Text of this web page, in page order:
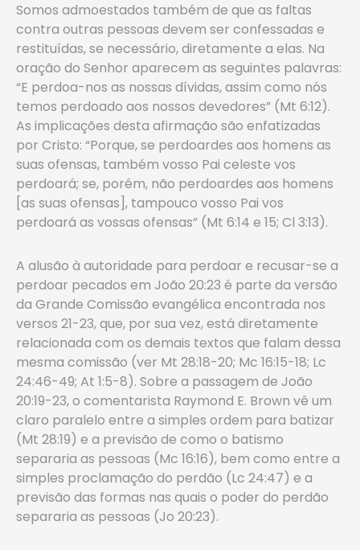
Somos admoestados também de que as faltas
contra outras pessoas devem ser confessadas e
restituídas, se necessário, diretamente a elas. Na
oração do Senhor aparecem as seguintes palavras:
“E perdoa-nos as nossas dívidas, assim como nós
temos perdoado aos nossos devedores” (Mt 6:12).
As implicações desta afirmação são enfatizadas
por Cristo: “Porque, se perdoardes aos homens as
suas ofensas, também vosso Pai celeste vos
perdoará; se, porém, não perdoardes aos homens
[as suas ofensas], tampouco vosso Pai vos
perdoará as vossas ofensas” (Mt 6:14 e 15; Cl 3:13).
A alusão à autoridade para perdoar e recusar-se a
perdoar pecados em João 20:23 é parte da versão
da Grande Comissão evangélica encontrada nos
versos 21-23, que, por sua vez, está diretamente
relacionada com os demais textos que falam dessa
mesma comissão (ver Mt 28:18-20; Mc 16:15-18; Lc
24:46-49; At 1:5-8). Sobre a passagem de João
20:19-23, o comentarista Raymond E. Brown vê um
claro paralelo entre a simples ordem para batizar
(Mt 28:19) e a previsão de como o batismo
separaria as pessoas (Mc 16:16), bem como entre a
simples proclamação do perdão (Lc 24:47) e a
previsão das formas nas quais o poder do perdão
separaria as pessoas (Jo 20:23).